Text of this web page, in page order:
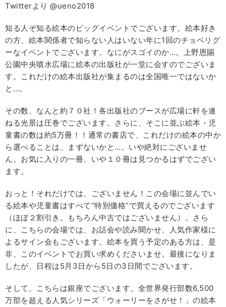
Twitterより @ueno2018
知る人ぞ知る絵本のビッグイベントでございます。絵本好き
の方、絵本関係者で知らない人はいない年に1回のチョベリグ
ーなイベントでございます。なにがスゴイのか…。上野恩賜
公園中央噴水広場に絵本の出版社が一堂に会すのでございま
す。これだけの絵本出版社が集まるのは全国唯一ではないか
と…。
その数、なんと約７０社！各出版社のブースが広場に軒を連
ねる光景は圧巻でございます。さらに、そこに並ぶ絵本・児
童書の数は約5万冊！！通常の書店で、これだけの絵本の中か
ら選べることは、まずないかと…。いや絶対にございませ
ん。お気に入りの一冊、いや１０冊は見つかるはずでござい
ます。
おっと！それだけでは、ございません！この会場に並んでい
る絵本や児童書はすべて“特別価格”で買えるのでございます
（ほぼ２割引き。もちろん中古ではございません）。さら
に、こちらの会場では、お話会や読み聞かせ、人気作家様に
よるサイン会もございます。絵本を買う予定のある方は、是
非、このイベントでお買い求めくださいませ。最後になりま
したが、日程は5月3日から5日の3日間でございます。
そして、こちらは銀座でございます。全世界発行部数6,500
万部を超える人気シリーズ「ウォーリーをさがせ！」の絵本